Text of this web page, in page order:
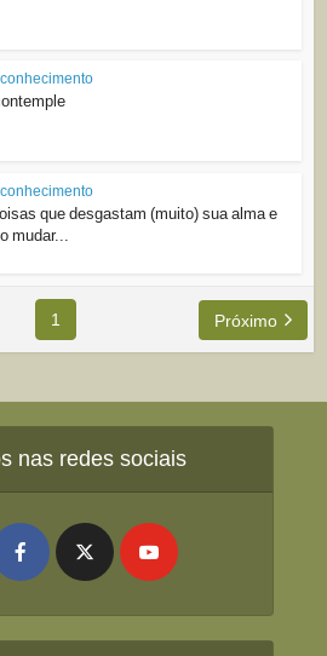
que desgastam (muito) sua alma e
mudar...
1 Próximo
nas redes sociais